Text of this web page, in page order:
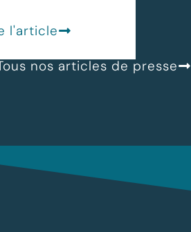
l'article
nos articles de presse